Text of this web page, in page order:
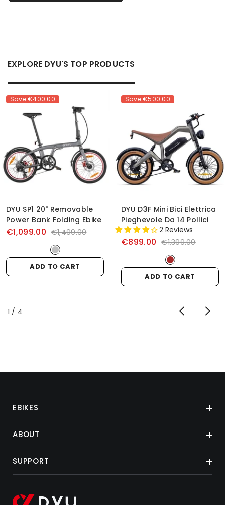
EXPLORE DYU'S TOP PRODUCTS
Save€400.00
DYU SP1 20" Removable
Power Bank Folding Ebike
€1,099.00 €1,499.00
ADD TO CART
Save€500.00
DYU D3F Mini Bici Elettrica
Pieghevole Da 14 Pollici
2 Reviews
€899.00 €1,399.00
ADD TO CART
1 / of
4
EBIKES
ABOUT
SUPPORT